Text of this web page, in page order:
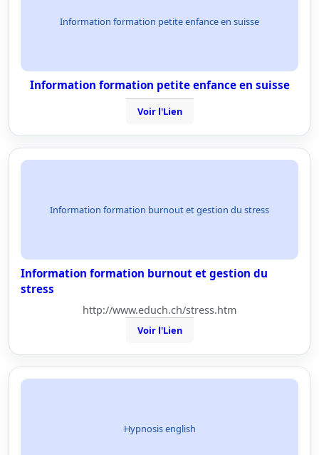
Information formation petite enfance en suisse
Information formation petite enfance en suisse
Voir l'Lien
Information formation burnout et gestion du stress
Information formation burnout et gestion du
stress
http://www.educh.ch/stress.htm
Voir l'Lien
Hypnosis english